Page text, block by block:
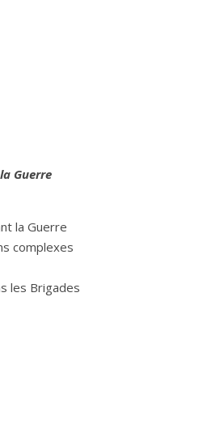
Guerre
la Guerre
complexes
les Brigades